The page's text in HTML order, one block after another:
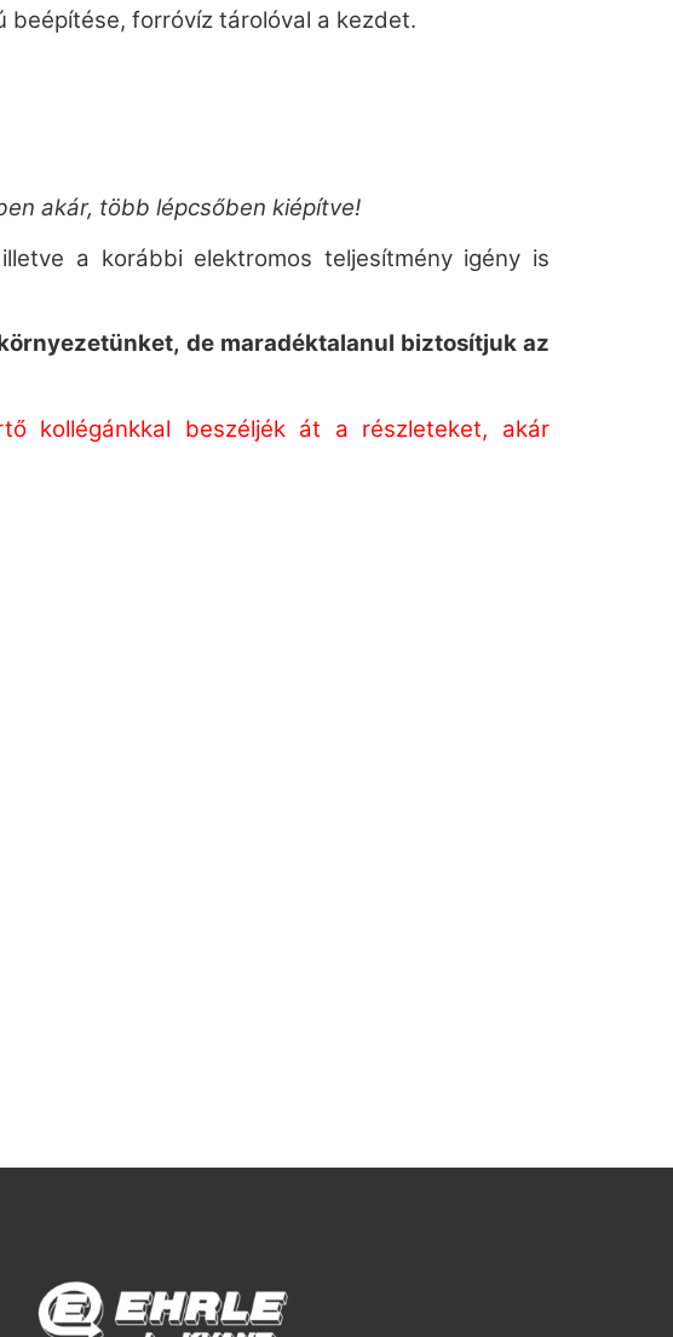
forróvíz tárolóval a kezdet.
akár, több lépcsőben kiépítve!
a korábbi elektromos teljesítmény igény is
de maradéktalanul biztosítjuk az
kollégánkkal beszéljék át a részleteket, akár